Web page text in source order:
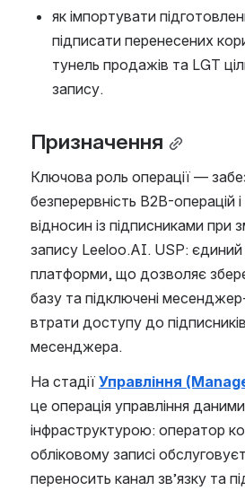
як імпортувати
підписати перенесених
тунель продажів та LGT
запису.
Призначення
Ключова роль операції —
безперервність B2B-операцій
відносин із підписниками при
запису Leeloo.AI. USP:
платформи, що дозволяє
базу та підключені
втрати доступу до
месенджера.
На стадії Управління
це операція управління
інфраструктурою: оператор
обліковому записі
переносить канал зв’язку та